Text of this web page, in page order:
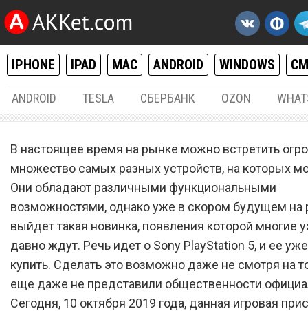
IPHONE IPAD MAC ANDROID WINDOWS
ANDROID TESLA СБЕРБАНК OZON
Sony PlayStation 5
продажу. Ее уже можно
В настоящее время на рынке можно встретить
множество самых разных устройств, на которых
Они обладают различными функциональными
возможностями, однако уже в скором будущем на
выйдет такая новинка, появления которой многие
давно ждут. Речь идет о Sony PlayStation 5, и ее
купить. Сделать это возможно даже не смотря на
еще даже не представили общественности
Сегодня, 10 октября 2019 года, данная игровая